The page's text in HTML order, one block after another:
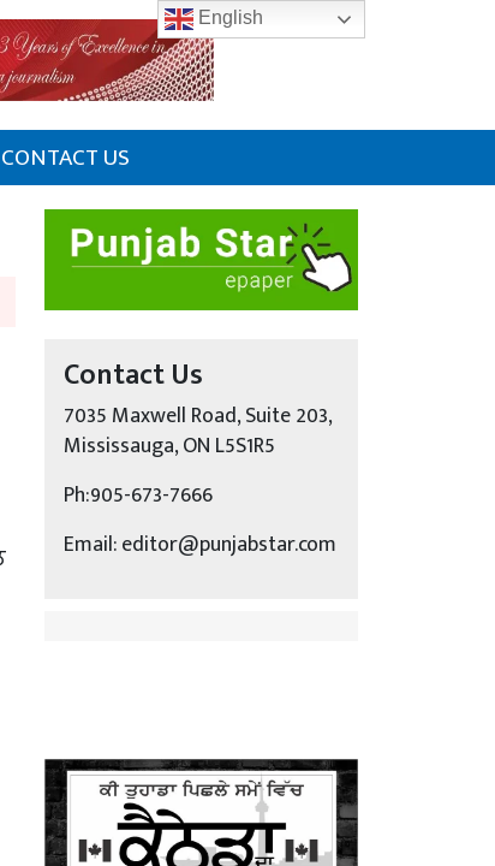
CONTACT US
Contact Us
7035 Maxwell Road, Suite 203,
Mississauga, ON L5S1R5
Ph:905-673-7666
Email: editor@punjabstar.com
English